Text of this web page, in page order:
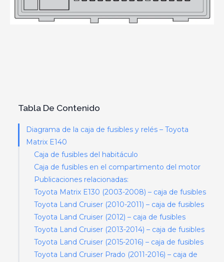
Tabla De Contenido
Diagrama de la caja de fusibles y relés – Toyota
Matrix E140
Caja de fusibles del habitáculo
Caja de fusibles en el compartimento del motor
Publicaciones relacionadas:
Toyota Matrix E130 (2003-2008) – caja de fusibles
Toyota Land Cruiser (2010-2011) – caja de fusibles
Toyota Land Cruiser (2012) – caja de fusibles
Toyota Land Cruiser (2013-2014) – caja de fusibles
Toyota Land Cruiser (2015-2016) – caja de fusibles
Toyota Land Cruiser Prado (2011-2016) – caja de